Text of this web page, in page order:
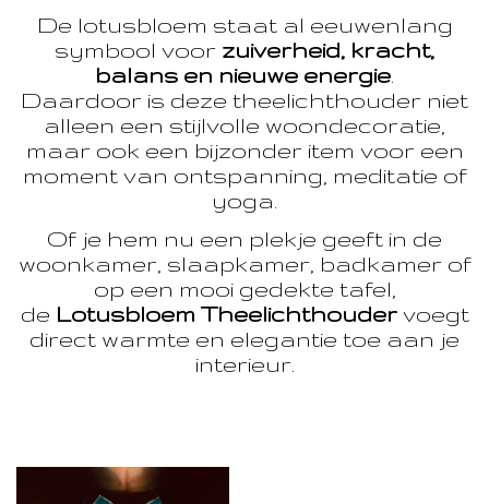
De lotusbloem staat al eeuwenlang
symbool voor zuiverheid, kracht,
balans en nieuwe energie
Daardoor is deze theelichthouder niet
alleen een stijlvolle woondecoratie,
maar ook een bijzonder item voor een
moment van ontspanning, meditatie of
yoga.
Of je hem nu een plekje geeft in de
woonkamer, slaapkamer, badkamer of
op een mooi gedekte tafel,
de Lotusbloem Theelichthoudervoegt
direct warmte en elegantie toe aan je
interieur.